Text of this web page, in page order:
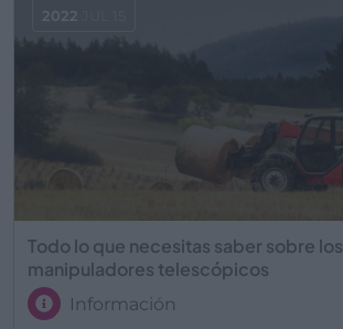
Todo lo que necesitas saber sobre los
manipuladores telescópicos
Información
2022